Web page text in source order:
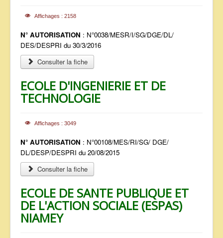
Affichages : 2158
N° AUTORISATION : N°0038/MESR/I/SG/DGE/DL/
DES/DESPRI du 30/3/2016
Consulter la fiche
ECOLE D'INGENIERIE ET DE
TECHNOLOGIE
Affichages : 3049
N° AUTORISATION : N°00108/MES/RI/SG/ DGE/
DL/DESP/DESPRI du 20/08/2015
Consulter la fiche
ECOLE DE SANTE PUBLIQUE ET
DE L'ACTION SOCIALE (ESPAS)
NIAMEY